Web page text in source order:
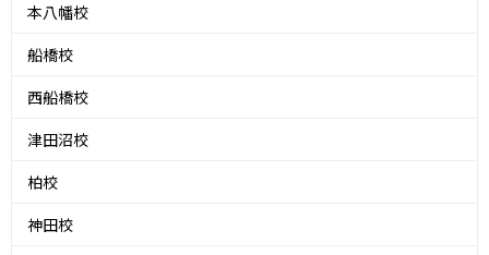
本八幡校
船橋校
西船橋校
津田沼校
柏校
神田校